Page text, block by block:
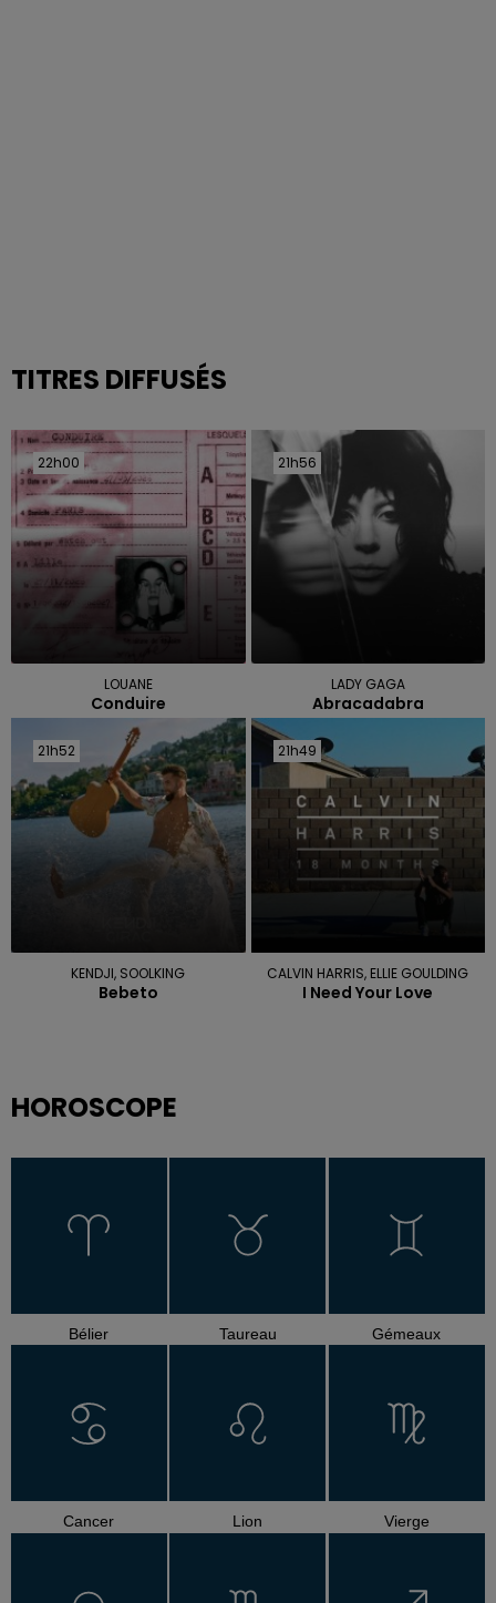
TITRES DIFFUSÉS
22h00
22h00
LOUANE
Conduire
21h56
21h56
LADY GAGA
Abracadabra
21h52
21h52
KENDJI, SOOLKING
Bebeto
21h49
21h49
CALVIN HARRIS, ELLIE GOULDING
I Need Your Love
HOROSCOPE
Bélier Taureau Gémeaux
Cancer Lion Vierge